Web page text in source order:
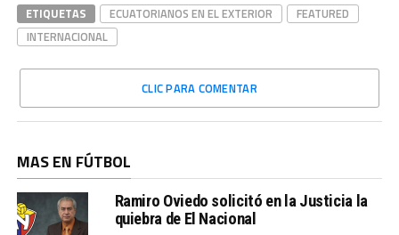
ETIQUETAS ECUATORIANOS EN EL EXTERIOR
FEATURED
INTERNACIONAL
CLIC PARA COMENTAR
MAS EN FÚTBOL
Ramiro Oviedo solicitó en la Justicia la
quiebra de El Nacional